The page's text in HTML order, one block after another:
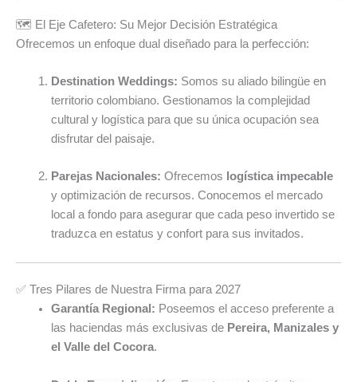
🗺️ El Eje Cafetero: Su Mejor Decisión Estratégica
Ofrecemos un enfoque dual diseñado para la perfección:
Destination Weddings: Somos su aliado bilingüe en
territorio colombiano. Gestionamos la complejidad
cultural y logística para que su única ocupación sea
disfrutar del paisaje.
Parejas Nacionales: Ofrecemos logística impecable
y optimización de recursos. Conocemos el mercado
local a fondo para asegurar que cada peso invertido se
traduzca en estatus y confort para sus invitados.
✅ Tres Pilares de Nuestra Firma para 2027
Garantía Regional: Poseemos el acceso preferente a
las haciendas más exclusivas de Pereira, Manizales y
el Valle del Cocora.